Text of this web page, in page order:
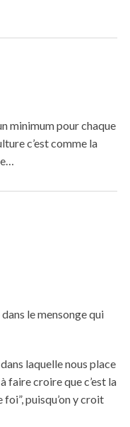
minimum pour chaque
c’est comme la
le mensonge qui
laquelle nous place
faire croire que c’est la
puisqu’on y croit